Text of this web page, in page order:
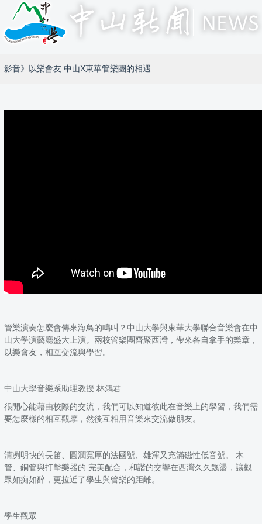
影音》以樂會友 中山X東華管樂團的相遇
管樂演奏怎麼會傳來海鳥的鳴叫？中山大學與東華大學聯合音樂會在中
山大學演藝廳盛大上演。兩校管樂團齊聚西灣，帶來各自拿手的樂章，
以樂會友，相互交流與學習。
中山大學音樂系助理教授 林鴻君
很開心能藉由校際的交流，我們可以知道彼此在音樂上的學習，我們需
要怎麼樣的相互觀摩，然後互相用音樂來交流做朋友。
清冽明快的長笛、圓潤寬厚的法國號、雄渾又充滿磁性低音號。 木
管、銅管與打擊樂器的 完美配合，和諧的交響在西灣久久飄盪，讓觀
眾如痴如醉，更拉近了學生與管樂的距離。
學生觀眾